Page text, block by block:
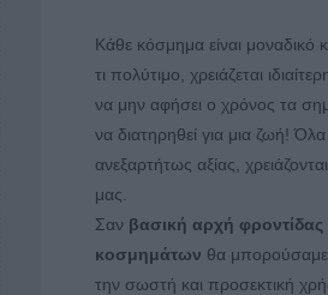
Κάθε κόσμημα είναι μοναδικό
τι πολύτιμο, χρειάζεται
να μην αφήσει ο χρόνος τα
να διατηρηθεί για μια ζωή!
ανεξαρτήτως αξίας,
μας.
Σαν βασική αρχή φροντίδας
κοσμημάτων θα
την σωστή και προσεκτική